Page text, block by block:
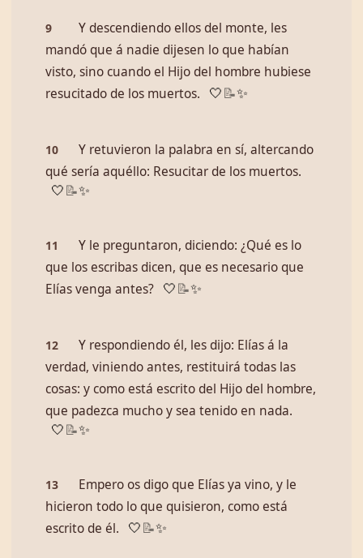
9
Y descendiendo ellos del monte, les
mandó que á nadie dijesen lo que habían
visto, sino cuando el Hijo del hombre hubiese
resucitado de los muertos.
🤍 📝✨
10
Y retuvieron la palabra en sí, altercando
qué sería aquéllo: Resucitar de los muertos.
🤍 📝✨
11
Y le preguntaron, diciendo: ¿Qué es lo
que los escribas dicen, que es necesario que
Elías venga antes?
🤍 📝✨
12
Y respondiendo él, les dijo: Elías á la
verdad, viniendo antes, restituirá todas las
cosas: y como está escrito del Hijo del hombre,
que padezca mucho y sea tenido en nada.
🤍 📝✨
13
Empero os digo que Elías ya vino, y le
hicieron todo lo que quisieron, como está
escrito de él.
🤍 📝✨